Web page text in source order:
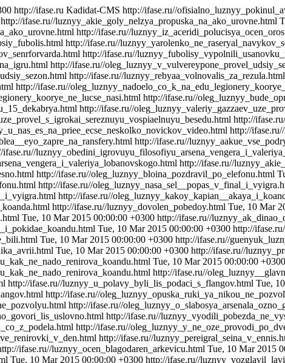
http://ifase.ru Kadidat-CMS http://ifase.ru//
http://ifase.ru//luznyy_akie_goly_nelzya_propuska_na_ako_urovne.html
http://ifase.ru//
http://ifase.ru//
http://ifase.ru//
http://ifase.ru//
http://ifase.ru//luznyy_rebyaa_volnovalis_za_rezula.html
http://ifase.ru//
http://ifase.ru//
http://ifase.ru//
http://
http://
http://ifase.ru//
ifase.ru//
http://ifase.ru//
http://ifase.ru//oleg_luznyy_bloina_pozdravil_po_elefonu.html
http://ifase.ru//
http://ifase.ru//
http://ifase.ru//luznyy_dovolen_pobedoy.html Tue, 10 Mar
Tue, 10 Mar 2015 00:00:00 +0300 http://ifase.ru//
Tue, 10 Mar 2015 00:00:00 +0300 http://
Tue, 10 Mar 2015 00:00:00 +0300 http://ifase.ru//
Tue, 10 Mar 2015 00:00:00 +0300 http://ifase.ru//
Tue, 10 Mar 2015 00:00:00 +0300
http://ifase.ru//
http://ifase.ru//luznyy_u_polavy_byli_lis_podaci_s_flangov.html Tue,
http://ifase.ru//
http://ifase.ru//
http://ifase.ru//
http://ifase.ru//
http://ifase.ru//
ifase.ru//luznyy_ocen_blagodaren_arkevicu.html Tue, 10 Mar 2015
Tue, 10 Mar 2015 00:00:00 +0300 http://ifase.ru//